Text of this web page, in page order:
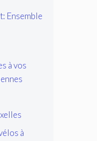
Ensemble
à vos
à